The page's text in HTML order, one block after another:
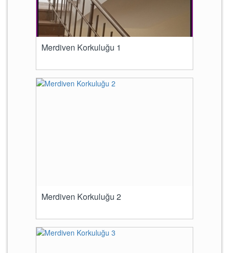
Merdiven Korkuluğu 1
Merdiven Korkuluğu 2